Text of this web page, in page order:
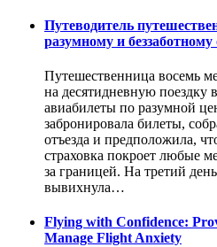
Путеводитель
разумному и
Путешественница восемь
на десятидневную
авиабилеты по разумной
забронировала билеты,
отъезда и предположила,
страховка покроет любые
за границей. На третий
вывихнула…
Flying with Confidence:
Manage Flight Anxiety